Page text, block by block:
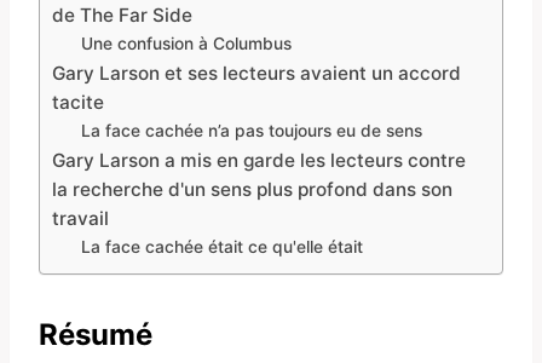
de The Far Side
Une confusion à Columbus
Gary Larson et ses lecteurs avaient un accord
tacite
La face cachée n’a pas toujours eu de sens
Gary Larson a mis en garde les lecteurs contre
la recherche d'un sens plus profond dans son
travail
La face cachée était ce qu'elle était
Résumé